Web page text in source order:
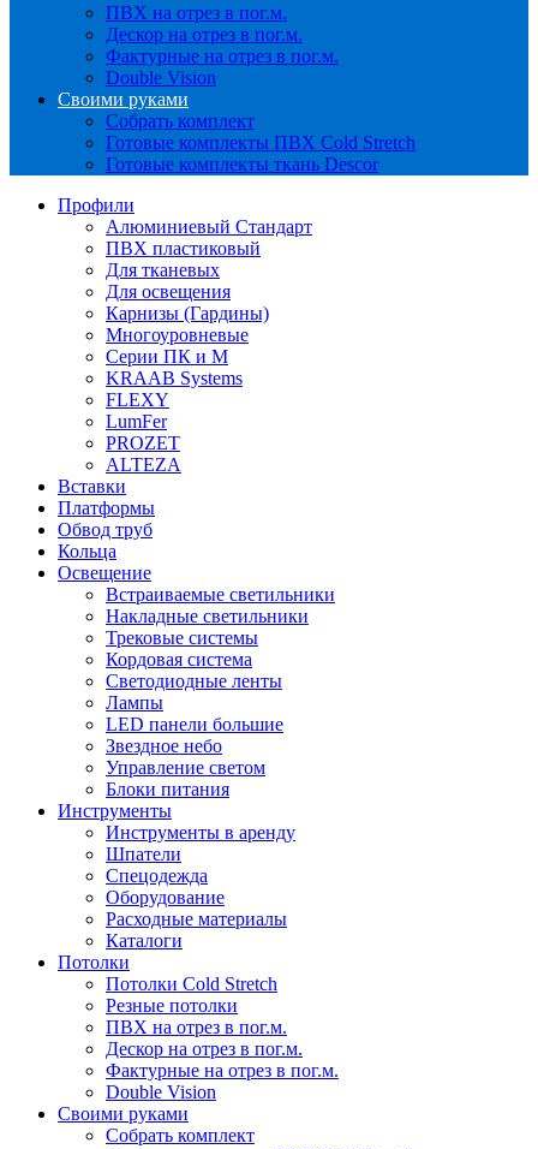
ПВХ на отрез в пог.м.
Дескор на отрез в пог.м.
Фактурные на отрез в пог.м.
Double Vision
Своими руками
Собрать комплект
Готовые комплекты ПВХ Cold Stretch
Готовые комплекты ткань Descor
Профили
Алюминиевый Стандарт
ПВХ пластиковый
Для тканевых
Для освещения
Карнизы (Гардины)
Многоуровневые
Серии ПК и М
KRAAB Systems
FLEXY
LumFer
PROZET
ALTEZA
Вставки
Платформы
Обвод труб
Кольца
Освещение
Встраиваемые светильники
Накладные светильники
Трековые системы
Кордовая система
Светодиодные ленты
Лампы
LED панели большие
Звездное небо
Управление светом
Блоки питания
Инструменты
Инструменты в аренду
Шпатели
Спецодежда
Оборудование
Расходные материалы
Каталоги
Потолки
Потолки Cold Stretch
Резные потолки
ПВХ на отрез в пог.м.
Дескор на отрез в пог.м.
Фактурные на отрез в пог.м.
Double Vision
Своими руками
Собрать комплект